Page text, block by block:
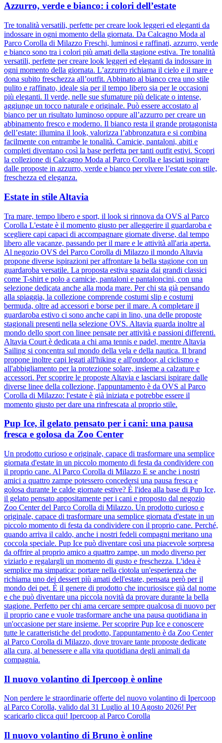
Azzurro, verde e bianco: i colori dell’estate
Tre tonalità versatili, perfette per creare look leggeri ed eleganti da
indossare in ogni momento della giornata. Da Calcagno Moda al
Parco Corolla di Milazzo Freschi, luminosi e raffinati, azzurro, verde
e bianco sono tra i colori più amati della stagione estiva. Tre tonalità
versatili, perfette per creare look leggeri ed eleganti da indossare in
ogni momento della giornata. L’azzurro richiama il cielo e il mare e
dona subito freschezza all’outfit. Abbinato al bianco crea uno stile
pulito e raffinato, ideale sia per il tempo libero sia per le occasioni
più eleganti. Il verde, nelle sue sfumature più delicate o intense,
aggiunge un tocco naturale e originale. Può essere accostato al
bianco per un risultato luminoso oppure all’azzurro per creare un
abbinamento fresco e moderno. Il bianco resta il grande protagonista
dell’estate: illumina il look, valorizza l’abbronzatura e si combina
facilmente con entrambe le tonalità. Camicie, pantaloni, abiti e
completi diventano così la base perfetta per tanti outfit estivi. Scopri
la collezione di Calcagno Moda al Parco Corolla e lasciati ispirare
dalle proposte in azzurro, verde e bianco per vivere l’estate con stile,
freschezza ed eleganza.
Estate in stile Altavia
Tra mare, tempo libero e sport, il look si rinnova da OVS al Parco
Corolla L'estate è il momento giusto per alleggerire il guardaroba e
scegliere capi capaci di accompagnare giornate diverse, dal tempo
libero alle vacanze, passando per il mare e le attività all'aria aperta.
Al negozio OVS del Parco Corolla di Milazzo il mondo Altavia
propone diverse ispirazioni per affrontare la bella stagione con un
guardaroba versatile. La proposta estiva spazia dai grandi classici
come T-shirt e polo a camicie, pantaloni e pantaloncini, con una
selezione dedicata anche alla moda mare. Per chi sta già pensando
alla spiaggia, la collezione comprende costumi slip e costumi
bermuda, oltre ad accessori e borse per il mare. A completare il
guardaroba estivo ci sono anche capi in lino, una delle proposte
stagionali presenti nella selezione OVS. Altavia guarda inoltre al
mondo dello sport con linee pensate per attività e passioni differenti.
Altavia Court è dedicata a chi ama tennis e padel, mentre Altavia
Sailing si concentra sul mondo della vela e della nautica. Il brand
propone inoltre capi legati all'hiking e all'outdoor, al ciclismo e
all'abbigliamento per la protezione solare, insieme a calzature e
accessori. Per scoprire le proposte Altavia e lasciarsi ispirare dalle
diverse linee della collezione, l'appuntamento è da OVS al Parco
Corolla di Milazzo: l'estate è già iniziata e potrebbe essere il
momento giusto per dare una rinfrescata al proprio stile.
Pup Ice, il gelato pensato per i cani: una pausa
fresca e golosa da Zoo Center
Un prodotto curioso e originale, capace di trasformare una semplice
giornata d'estate in un piccolo momento di festa da condividere con
il proprio cane. Al Parco Corolla di Milazzo E se anche i nostri
amici a quattro zampe potessero concedersi una pausa fresca e
golosa durante le calde giornate estive? È l'idea alla base di Pup Ice,
il gelato pensato appositamente per i cani e proposto dal negozio
Zoo Center del Parco Corolla di Milazzo. Un prodotto curioso e
originale, capace di trasformare una semplice giornata d'estate in un
piccolo momento di festa da condividere con il proprio cane. Perché,
quando arriva il caldo, anche i nostri fedeli compagni meritano una
coccola speciale. Pup Ice può diventare così una piacevole sorpresa
da offrire al proprio amico a quattro zampe, un modo diverso per
viziarlo e regalargli un momento di gusto e freschezza. L'idea è
semplice ma simpatica: portare nella ciotola un'esperienza che
richiama uno dei dessert più amati dell'estate, pensata però per il
mondo dei pet. È il genere di prodotto che incuriosisce già dal nome
e che può diventare una piccola novità da provare durante la bella
stagione. Perfetto per chi ama cercare sempre qualcosa di nuovo per
il proprio cane e vuole trasformare anche una pausa quotidiana in
un'occasione per stare insieme. Per scoprire Pup Ice e conoscere
tutte le caratteristiche del prodotto, l'appuntamento è da Zoo Center
al Parco Corolla di Milazzo, dove trovare tante proposte dedicate
alla cura, al benessere e alla vita quotidiana degli animali da
compagnia.
Il nuovo volantino di Ipercoop è online
Non perdere le straordinarie offerte del nuovo volantino di Ipercoop
al Parco Corolla, valido dal 31 Luglio al 10 Agosto 2026! Per
scaricarlo clicca qui! Ipercoop al Parco Corolla
Il nuovo volantino di Bruno è online